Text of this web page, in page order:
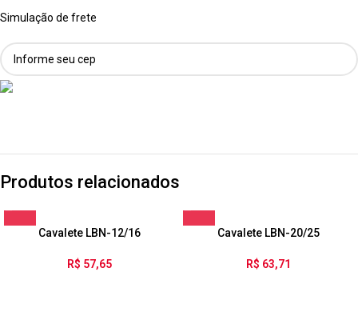
Simulação de frete
Produtos relacionados
Cavalete LBN-12/16
R$ 57,65
Cavalete LBN-20/25
R$ 63,71